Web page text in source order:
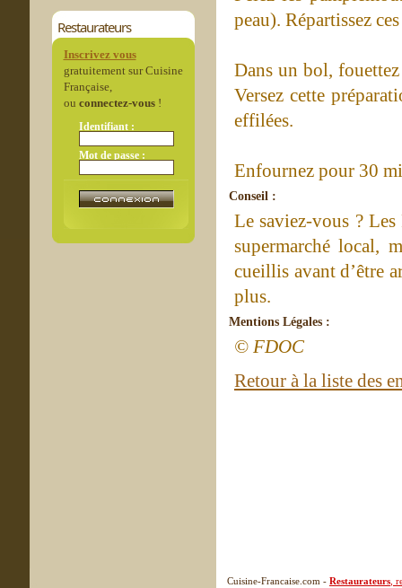
Restaurateurs
Inscrivez vous
gratuitement sur Cuisine
Française,
ou connectez-vous!
Identifiant :
Mot de passe :
peau). Répartissez
Dans un bol,
Versez cette
effilées.
Enfournez pour 30
Conseil :
Le saviez-vous ?
supermarché local,
cueillis avant d’être
plus.
Mentions Légales :
© FDOC
Retour à la liste des
Cuisine-Francaise.com - Restaurateurs ,